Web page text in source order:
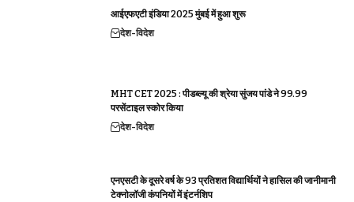
आईएफएटी इंडिया 2025 मुंबई में हुआ शुरू
देश-विदेश
MHT CET 2025 : पीडब्ल्यू की श्रेया सुंजय पांडे ने 99.99
परसेंटाइल स्कोर किया
देश-विदेश
एनएसटी के दूसरे वर्ष के 93 प्रतिशत विद्यार्थियों ने हासिल की जानीमानी
टेक्नोलॉजी कंपनियों में इंटर्नशिप